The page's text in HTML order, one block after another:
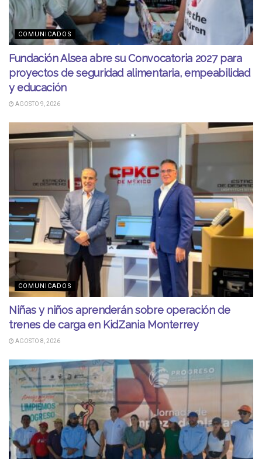
COMUNICADOS
Fundación Alsea abre su Convocatoria 2027 para
proyectos de seguridad alimentaria, empeabilidad
y educación
AGOSTO 9, 2026
COMUNICADOS
Niñas y niños aprenderán sobre operación de
trenes de carga en KidZania Monterrey
AGOSTO 8, 2026